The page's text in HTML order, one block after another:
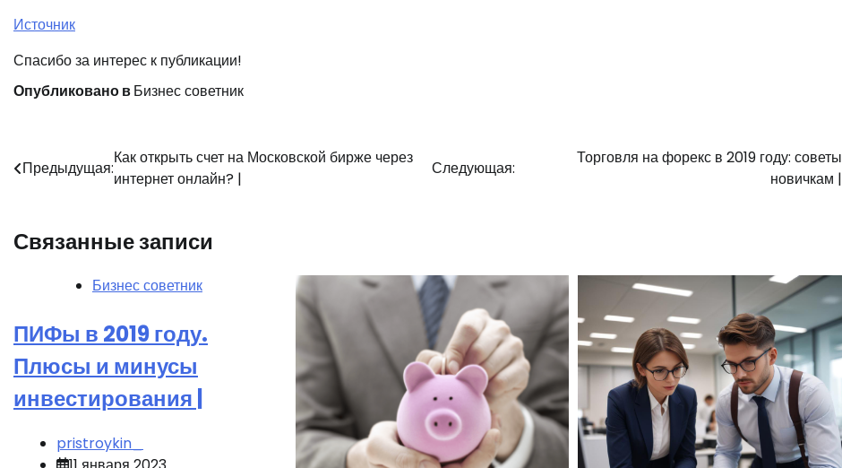
Источник
Спасибо за интерес к публикации!
Опубликовано вБизнес советник
Навигация
записям
Предыдущая:
Как открыть счет на Московской бирже через
интернет онлайн? |
Следующая:
Торговля на форекс в 2019 году: советы
новичкам |
Связанные записи
Бизнес советник
ПИФы в 2019 году.
Плюсы и минусы
инвестирования |
pristroykin_